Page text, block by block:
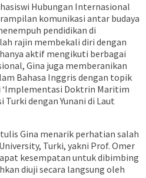
Hubungan Internasional
komunikasi antar budaya
pendidikan di
rajin membekali diri dengan
aktif mengikuti berbagai
Gina juga memberanikan
Bahasa Inggris dengan topik
Doktrin Maritim
dengan Yunani di Laut
Gina menarik perhatian salah
Turki, yakni Prof. Omer
kesempatan untuk dibimbing
diuji secara langsung oleh